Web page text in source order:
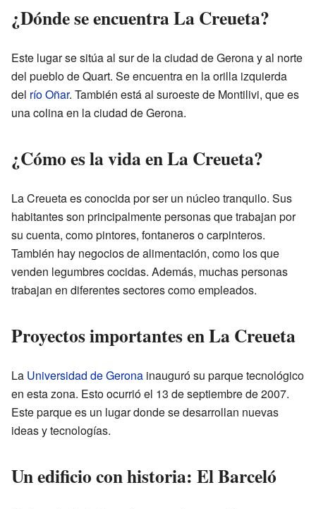
¿Dónde se encuentra La Creueta?
Este lugar se sitúa al sur de la ciudad de Gerona y al norte
del pueblo de Quart. Se encuentra en la orilla izquierda
del río Oñar. También está al suroeste de Montilivi, que es
una colina en la ciudad de Gerona.
¿Cómo es la vida en La Creueta?
La Creueta es conocida por ser un núcleo tranquilo. Sus
habitantes son principalmente personas que trabajan por
su cuenta, como pintores, fontaneros o carpinteros.
También hay negocios de alimentación, como los que
venden legumbres cocidas. Además, muchas personas
trabajan en diferentes sectores como empleados.
Proyectos importantes en La Creueta
La Universidad de Gerona inauguró su parque tecnológico
en esta zona. Esto ocurrió el 13 de septiembre de 2007.
Este parque es un lugar donde se desarrollan nuevas
ideas y tecnologías.
Un edificio con historia: El Barceló